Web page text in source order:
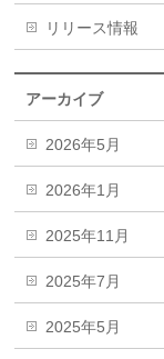
リリース情報
アーカイブ
2026年5月
2026年1月
2025年11月
2025年7月
2025年5月